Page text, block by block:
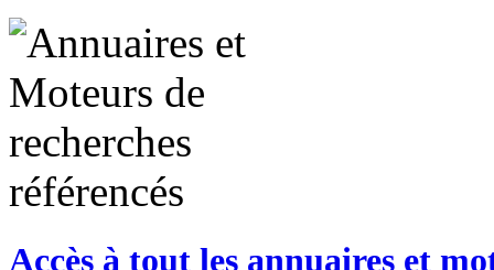
Accès à tout les annuaires et